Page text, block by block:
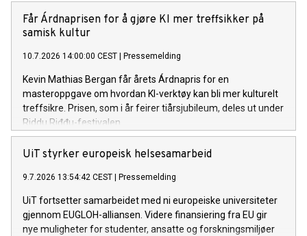
Får Árdnaprisen for å gjøre KI mer treffsikker på
samisk kultur
10.7.2026 14:00:00 CEST Pressemelding
Kevin Mathias Bergan får årets Árdnapris for en
masteroppgave om hvordan KI-verktøy kan bli mer kulturelt
treffsikre. Prisen, som i år feirer tiårsjubileum, deles ut under
Riddu Riđđu-festivalen.
UiT styrker europeisk helsesamarbeid
9.7.2026 13:54:42 CEST Pressemelding
UiT fortsetter samarbeidet med ni europeiske universiteter
gjennom EUGLOH-alliansen. Videre finansiering fra EU gir
nye muligheter for studenter, ansatte og forskningsmiljøer